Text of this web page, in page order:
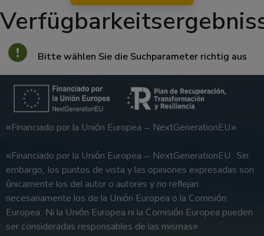
Bitte wählen Sie die Suchparameter richtig aus
«Financiado por la Unión Europea – NextGenerationEU»
«Financiado por la Unión Europea – NextGenerationEU. Sin
embargo, los puntos de vista y las opiniones expresadas son
únicamente los del autor o autores y no reflejan
necesariamente los de la Unión Europea o la Comisión
Europea. Ni la Unión Europea ni la Comisión Europea pueden
ser consideradas responsables de las mismas»